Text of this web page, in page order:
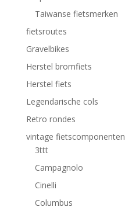
Taiwanse fietsmerken
fietsroutes
Gravelbikes
Herstel bromfiets
Herstel fiets
Legendarische cols
Retro rondes
vintage fietscomponenten
3ttt
Campagnolo
Cinelli
Columbus